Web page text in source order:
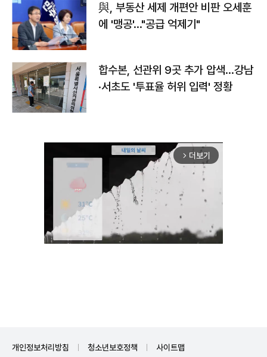
與, 부동산 세제 개편안 비판 오세훈
에 '맹공'…"공급 억제기"
합수본, 선관위 9곳 추가 압색…강남
·서초도 '투표율 허위 입력' 정황
arrow_forward_ios 더보기
개인정보처리방침 청소년보호정책 사이트맵